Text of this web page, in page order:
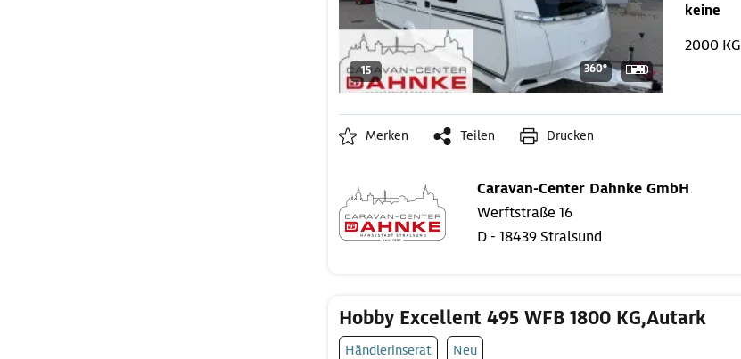
15 360°
keine
2000 KG
Merken Teilen Drucken
Caravan-Center Dahnke GmbH
Werftstraße 16
D - 18439 Stralsund
Hobby Excellent 495 WFB 1800 KG,Autark
Händlerinserat Neu